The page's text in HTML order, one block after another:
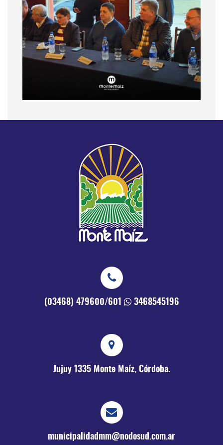
(03468) 479600/601 3468545196
Jujuy 1335 Monte Maíz, Córdoba.
municipalidadmm@nodosud.com.ar